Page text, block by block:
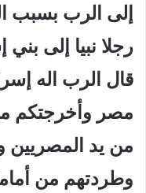
إلى الرب بسبب
رجلا نبيا إلى
قال الرب اله
مصر وأخرجتكم
من يد المصريين
وطردتهم من